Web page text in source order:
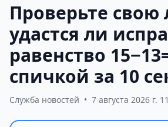
Проверьте свою
удастся ли
равенство
спичкой за 10
Служба новостей • 7 августа 2026 г.